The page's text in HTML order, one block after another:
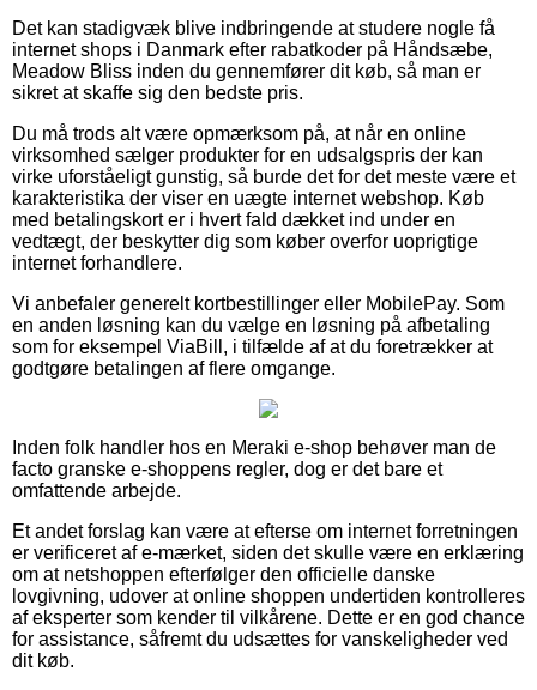
Det kan stadigvæk blive indbringende at studere nogle få
internet shops i Danmark efter rabatkoder på Håndsæbe,
Meadow Bliss inden du gennemfører dit køb, så man er
sikret at skaffe sig den bedste pris.
Du må trods alt være opmærksom på, at når en online
virksomhed sælger produkter for en udsalgspris der kan
virke uforståeligt gunstig, så burde det for det meste være et
karakteristika der viser en uægte internet webshop. Køb
med betalingskort er i hvert fald dækket ind under en
vedtægt, der beskytter dig som køber overfor uoprigtige
internet forhandlere.
Vi anbefaler generelt kortbestillinger eller MobilePay. Som
en anden løsning kan du vælge en løsning på afbetaling
som for eksempel ViaBill, i tilfælde af at du foretrækker at
godtgøre betalingen af flere omgange.
Inden folk handler hos en Meraki e-shop behøver man de
facto granske e-shoppens regler, dog er det bare et
omfattende arbejde.
Et andet forslag kan være at efterse om internet forretningen
er verificeret af e-mærket, siden det skulle være en erklæring
om at netshoppen efterfølger den officielle danske
lovgivning, udover at online shoppen undertiden kontrolleres
af eksperter som kender til vilkårene. Dette er en god chance
for assistance, såfremt du udsættes for vanskeligheder ved
dit køb.